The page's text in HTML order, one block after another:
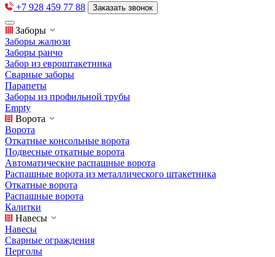
+7 928 459 77 88 Заказать звонок
Заборы
Заборы жалюзи
Заборы ранчо
Забор из евроштакетника
Сварные заборы
Парапеты
Заборы из профильной трубы
Empty
Ворота
Ворота
Откатные консольные ворота
Подвесные откатные ворота
Автоматические распашные ворота
Распашные ворота из металлического штакетника
Откатные ворота
Распашные ворота
Калитки
Навесы
Навесы
Сварные ограждения
Перголы